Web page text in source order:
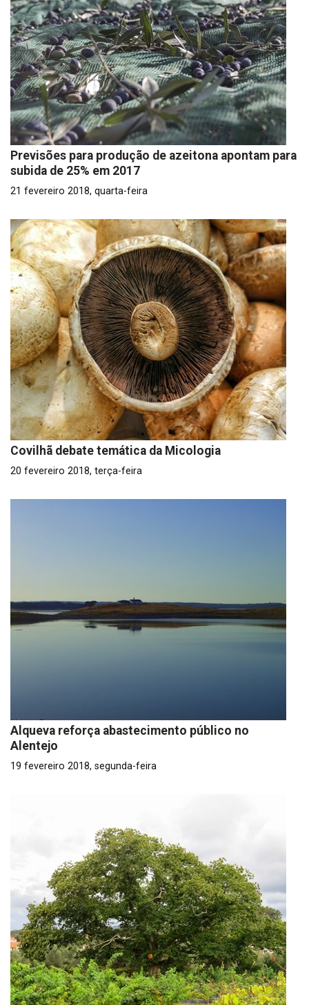
Previsões para produção de azeitona apontam para
subida de 25% em 2017
21 fevereiro 2018, quarta-feira
Covilhã debate temática da Micologia
20 fevereiro 2018, terça-feira
Alqueva reforça abastecimento público no
Alentejo
19 fevereiro 2018, segunda-feira